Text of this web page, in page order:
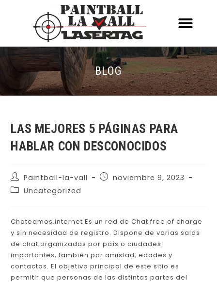
BLOG
LAS MEJORES 5 PÁGINAS PARA
HABLAR CON DESCONOCIDOS
Paintball-la-vall
noviembre 9, 2023
Uncategorized
Chateamos.internet Es un red de Chat free of charge
y sin necesidad de registro. Dispone de varias salas
de chat organizadas por país o ciudades
importantes, también por amistad, edades y
contactos. El objetivo principal de este sitio es
permitir que personas de las distintas partes del